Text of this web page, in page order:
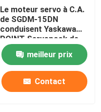
Le moteur servo à C.A.
de SGDM-15DN
conduisent Yaskawa
POINT Servopack de
0,5 ampères 32
meilleur prix
Contact